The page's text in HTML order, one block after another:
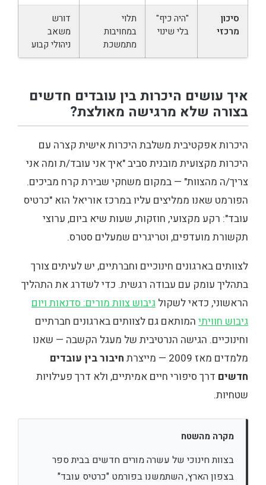
סיכון
מרכזי
"היה כיף"
בלי שינוי
תלוי
במחויבות
מתמשכת
דורש
משאב
ניהולי קבוע
איך עושים היכרות בין עובדים חדשים
בצורה שלא מרגישה מאולצת?
היכרות אפקטיבית משלבת היכרות אישית קצרה עם
היכרות מקצועית מובנית סביב "איך אני עובד/ת ומה אני
צריך/ה מהצוות" — במקום משחקי שבירת קרח מביכים.
הפורמט שאנו ממליצים עליו במרכז אוריאל הוא "כרטיס
עובד": רקע מקצועי, חוזקות, שעות שיא ביום, ערוצי
תקשורת מועדפים, וטריגרים שמעלים סטרס.
לצוותים בארגונים חינוכיים וחברתיים, יש לעיתים צורך
בתהליך עומק עם עבודה רגשית. כדי לשדרג את התהליך
הראשוני, כדאי לשקול גיבוש צוות מורים: סדנאות ויום
גיבוש חוויתי המותאם גם לצוותים בארגונים חברתיים
וחינוכיים. הגישה הנרטיבית של מעגל הקשבה — שאנו
מלמדים מאז 2009 — מייצרת
חיבור בין עובדים
חדשים דרך סיפורי חיים אמיתיים, ולא דרך פעילויות
שטחיות.
מקרה מהשטח
בצוות חינוכי של עשרה מורים חדשים בבית ספר
בצפון הארץ, השתמשנו בפורמט "כרטיס עובד"